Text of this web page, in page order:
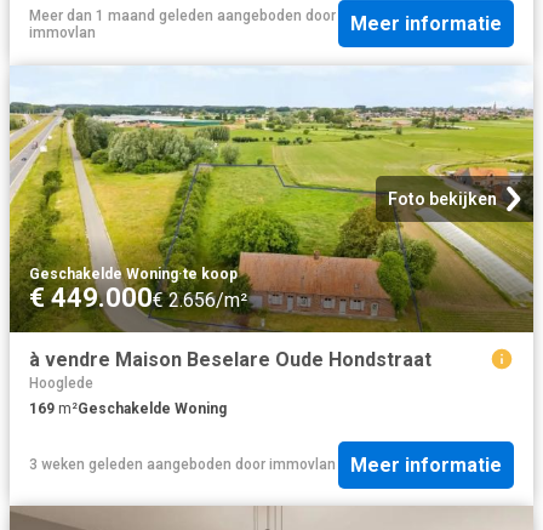
Meer dan 1 maand geleden aangeboden door
immovlan
Meer informatie
Foto bekijken
Geschakelde Woning·te koop
€ 449.000€ 2.656/m²
à vendre Maison Beselare Oude Hondstraat
Hooglede
169 m²Geschakelde Woning
3 weken geleden aangeboden door immovlan Meer informatie